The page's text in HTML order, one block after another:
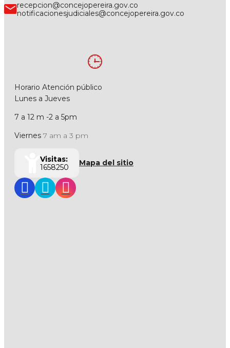
recepcion@concejopereira.gov.co
notificacionesjudiciales@concejopereira.gov.co
Horario Atención público
Lunes a Jueves
7 a 12 m -2 a 5pm
Viernes 7 am a 3 pm
Visitas:
1658250
Mapa del sitio